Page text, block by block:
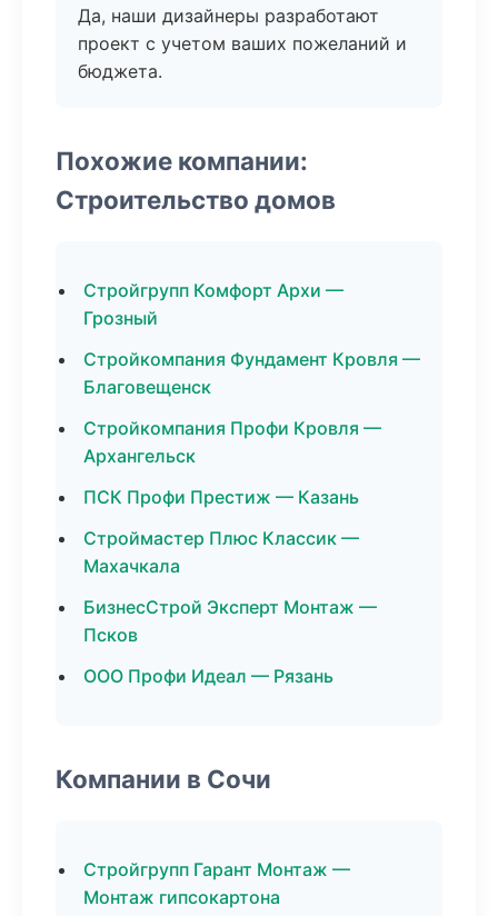
Да, наши дизайнеры разработают
проект с учетом ваших пожеланий и
бюджета.
Похожие компании:
Строительство домов
Стройгрупп Комфорт Архи —
Грозный
Стройкомпания Фундамент Кровля —
Благовещенск
Стройкомпания Профи Кровля —
Архангельск
ПСК Профи Престиж — Казань
Строймастер Плюс Классик —
Махачкала
БизнесСтрой Эксперт Монтаж —
Псков
ООО Профи Идеал — Рязань
Компании в Сочи
Стройгрупп Гарант Монтаж —
Монтаж гипсокартона